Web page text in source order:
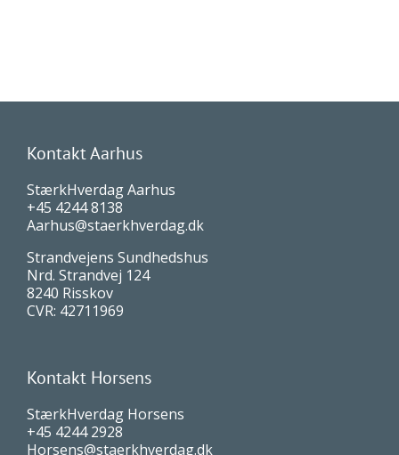
Kontakt Aarhus
StærkHverdag Aarhus
+45 4244 8138
Aarhus@staerkhverdag.dk
Strandvejens Sundhedshus
Nrd. Strandvej 124
8240 Risskov
CVR: 42711969
Kontakt Horsens
StærkHverdag Horsens
+45 4244 2928
Horsens@staerkhverdag.dk